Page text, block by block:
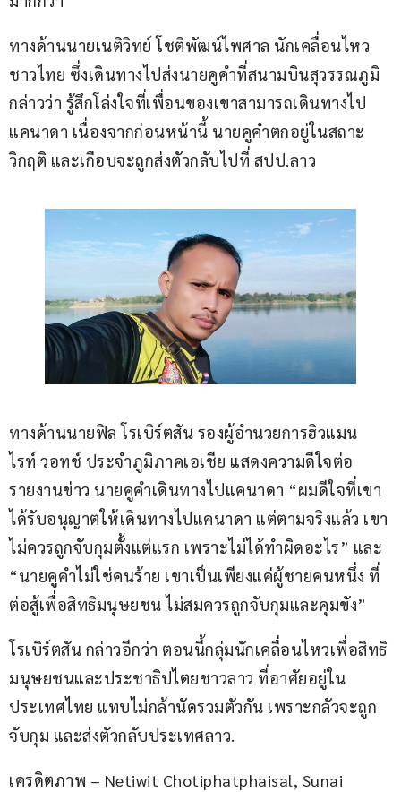
ทางด้านนายเนติวิทย์ โชติพัฒน์ไพศาล นักเคลื่อนไหว
ชาวไทย ซึ่งเดินทางไปส่งนายคูคำที่สนามบินสุวรรณภูมิ
กล่าวว่า รู้สึกโล่งใจที่เพื่อนของเขาสามารถเดินทางไป
แคนาดา เนื่องจากก่อนหน้านี้ นายคูคำตกอยู่ในสถาะ
วิกฤติ และเกือบจะถูกส่งตัวกลับไปที่ สปป.ลาว
ทางด้านนายฟิล โรเบิร์ตสัน รองผู้อำนวยการฮิวแมน
ไรท์ วอทช์ ประจำภูมิภาคเอเชีย แสดงความดีใจต่อ
รายงานข่าว นายคูคำเดินทางไปแคนาดา “ผมดีใจที่เขา
ได้รับอนุญาตให้เดินทางไปแคนาดา แต่ตามจริงแล้ว เขา
ไม่ควรถูกจับกุมตั้งแต่แรก เพราะไม่ได้ทำผิดอะไร” และ
“นายคูคำไม่ใช่คนร้าย เขาเป็นเพียงแค่ผู้ชายคนหนึ่ง ที่
ต่อสู้เพื่อสิทธิมนุษยชน ไม่สมควรถูกจับกุมและคุมขัง”
โรเบิร์ตสัน กล่าวอีกว่า ตอนนี้กลุ่มนักเคลื่อนไหวเพื่อสิทธิ
มนุษยชนและประชาธิปไตยชาวลาว ที่อาศัยอยู่ใน
ประเทศไทย แทบไม่กล้านัดรวมตัวกัน เพราะกลัวจะถูก
จับกุม และส่งตัวกลับประเทศลาว.
เครดิตภาพ – Netiwit Chotiphatphaisal, Sunai